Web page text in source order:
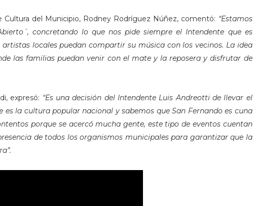
Cultura del Municipio, Rodney Rodríguez Núñez, comentó: “Estamos
concretando lo que nos pide siempre el Intendente que es
locales puedan compartir su música con los vecinos. La idea
las familias puedan venir con el mate y la reposera y disfrutar de
expresó: “Es una decisión del Intendente Luis Andreotti de llevar el
es la cultura popular nacional y sabemos que San Fernando es cuna
porque se acercó mucha gente, este tipo de eventos cuentan
de todos los organismos municipales para garantizar que la